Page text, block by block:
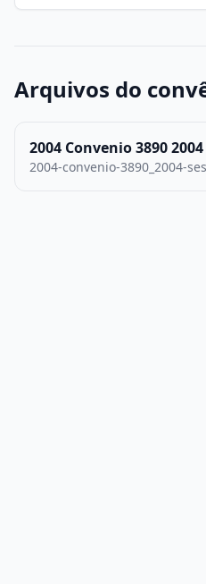
Arquivos do
2004 Convenio 3890 2004
2004-convenio-3890_2004-